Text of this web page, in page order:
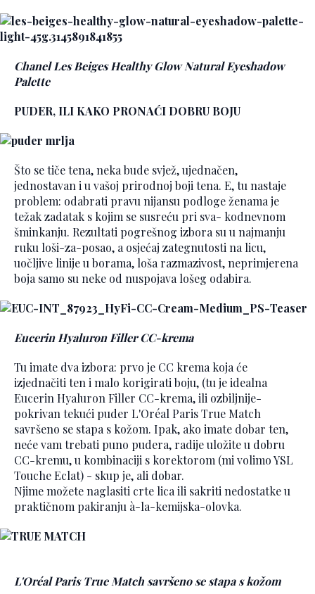
Chanel Les Beiges Healthy Glow Natural Eyeshadow
Palette
PUDER, ILI KAKO PRONAĆI DOBRU BOJU
Što se tiče tena, neka bude svjež, ujednačen,
jednostavan i u vašoj prirodnoj boji tena. E, tu nastaje
problem: odabrati pravu nijansu podloge ženama je
težak zadatak s kojim se susreću pri sva- kodnevnom
šminkanju. Rezultati pogrešnog izbora su u najmanju
ruku loši-za-posao, a osjećaj zategnutosti na licu,
uočljive linije u borama, loša razmazivost, neprimjerena
boja samo su neke od nuspojava lošeg odabira.
Eucerin Hyaluron Filler CC-krema
Tu imate dva izbora: prvo je CC krema koja će
izjednačiti ten i malo korigirati boju, (tu je idealna
Eucerin Hyaluron Filler CC-krema, ili ozbiljnije-
pokrivan tekući puder L'Oréal Paris True Match
savršeno se stapa s kožom. Ipak, ako imate dobar ten,
neće vam trebati puno pudera, radije uložite u dobru
CC-kremu, u kombinaciji s korektorom (mi volimo YSL
Touche Eclat) - skup je, ali dobar.
Njime možete naglasiti crte lica ili sakriti nedostatke u
praktičnom pakiranju à-la-kemijska-olovka.
L'Oréal Paris True Match savršeno se stapa s kožom